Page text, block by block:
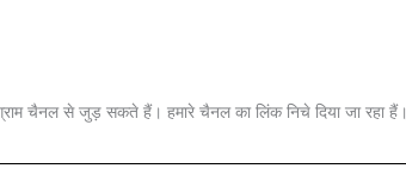
चैनल से जुड़ सकते हैं। हमारे चैनल का लिंक निचे दिया जा रहा हैं।